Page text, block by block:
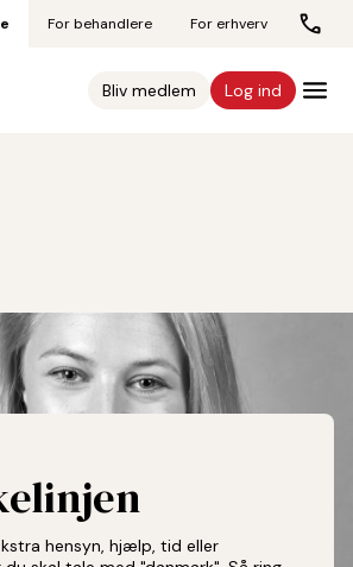
For behandlere For erhverv
Bliv medlem Log ind
hensyn, hjælp, tid eller